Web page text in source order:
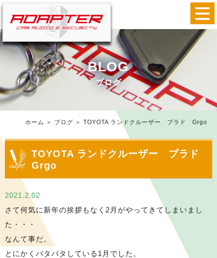
BLOG
ブログ
ホーム ＞ ブログ ＞ TOYOTA ランドクルーザー プラド Grgo
TOYOTA ランドクルーザー プラド
Grgo
2021.2.02
さて何気に新年の挨拶もなく2月がやってきてしまいまし
た・・・
なんて事だ。
とにかくバタバタしている1月でした。